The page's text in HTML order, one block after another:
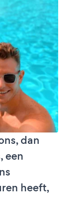
dan
een
heeft,